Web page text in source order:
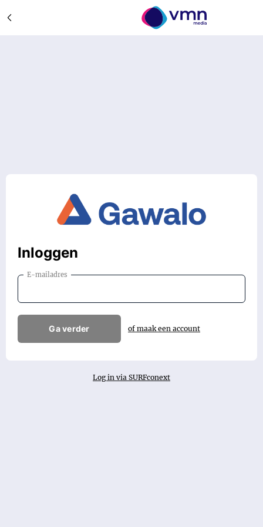
Inloggen
E-mailadres
Ga verder of maak een account
Log in via SURFconext